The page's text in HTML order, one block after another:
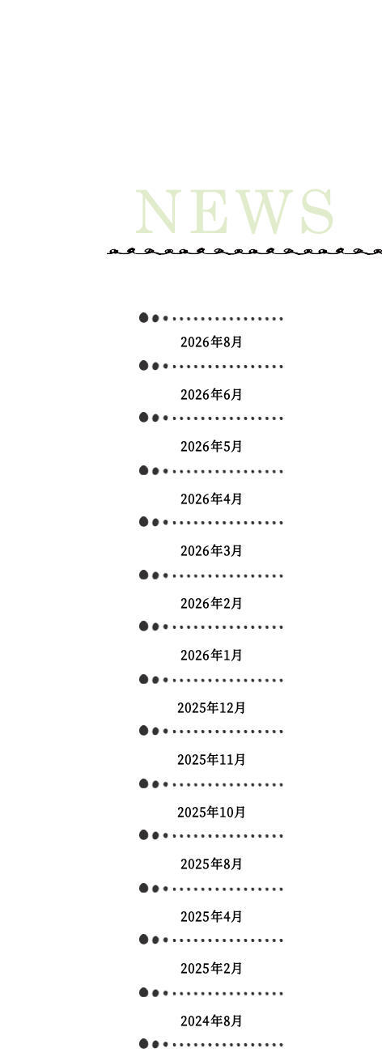
2026年8月
2026年6月
2026年5月
2026年4月
2026年3月
2026年2月
2026年1月
2025年12月
2025年11月
2025年10月
2025年8月
2025年4月
2025年2月
2024年8月